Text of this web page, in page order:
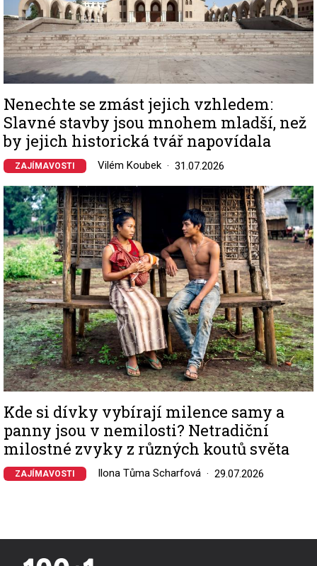
Nenechte se zmást jejich vzhledem:
Slavné stavby jsou mnohem mladší, než
by jejich historická tvář napovídala
ZAJÍMAVOSTI Vilém Koubek 31.07.2026
Image
Kde si dívky vybírají milence samy a
panny jsou v nemilosti? Netradiční
milostné zvyky z různých koutů světa
ZAJÍMAVOSTI Ilona Tůma Scharfová 29.07.2026